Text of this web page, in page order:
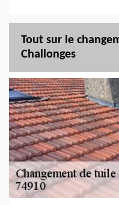
Tout sur le
Challonges